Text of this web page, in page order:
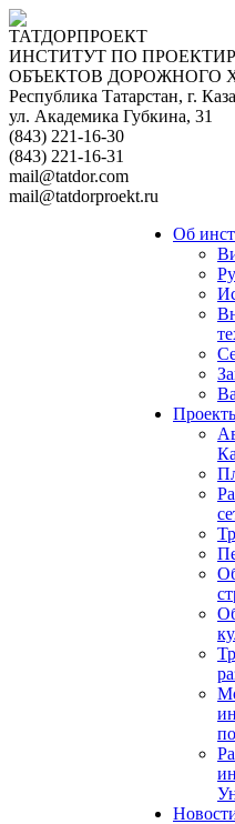
ТАТДОРПРОЕКТ
ИНСТИТУТ ПО
ОБЪЕКТОВ ДОРОЖНОГО
Республика Татарстан, г.
ул. Академика Губкина, 31
(843) 221-16-30
(843) 221-16-31
mail@tatdor.com
mail@tatdorproekt.ru
Об